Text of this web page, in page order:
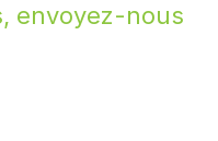
envoyez-nous